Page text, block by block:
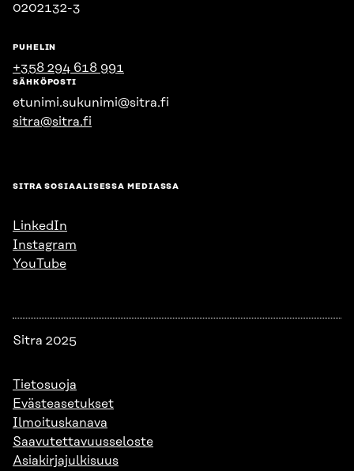
0202132-3
PUHELIN
+358 294 618 991
SÄHKÖPOSTI
etunimi.sukunimi@sitra.fi
sitra@sitra.fi
SITRA SOSIAALISESSA MEDIASSA
LinkedIn
Instagram
YouTube
Sitra 2025
Tietosuoja
Evästeasetukset
Ilmoituskanava
Saavutettavuusseloste
Asiakirjajulkisuus